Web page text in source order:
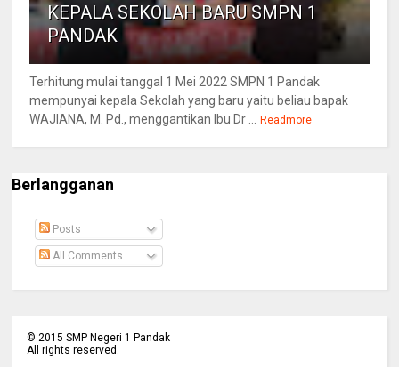
KEPALA SEKOLAH BARU SMPN 1
PANDAK
Terhitung mulai tanggal 1 Mei 2022 SMPN 1 Pandak
mempunyai kepala Sekolah yang baru yaitu beliau bapak
WAJIANA, M. Pd., menggantikan Ibu Dr ...
Readmore
Berlangganan
Posts
All Comments
© 2015 SMP Negeri 1 Pandak
All rights reserved.